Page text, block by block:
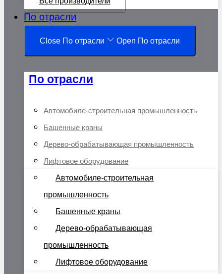
По отрасли
Close По отрасли Open По отрасли
По отрасли
Автомобиле-строительная промышленность
Башенные краны
Дерево-обрабатывающая промышленность
Лифтовое оборудование
Автомобиле-строительная
промышленность
Башенные краны
Дерево-обрабатывающая
промышленность
Лифтовое оборудование